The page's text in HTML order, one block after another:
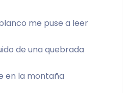
me puse a leer
de una quebrada
en la montaña